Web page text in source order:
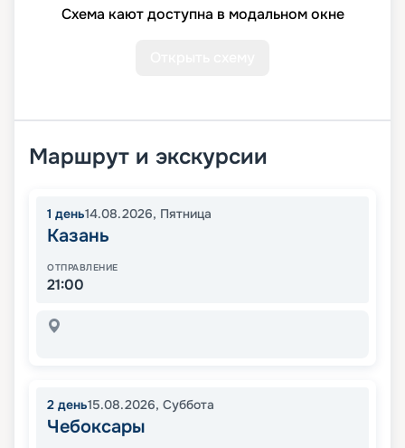
Схема кают доступна в модальном окне
Маршрут и экскурсии
1 день14.08.2026, Пятница
Казань
ОТПРАВЛЕНИЕ
21:00
2 день15.08.2026, Суббота
Чебоксары